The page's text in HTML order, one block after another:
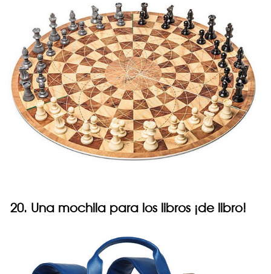
20. Una mochila para los libros ¡de libro!